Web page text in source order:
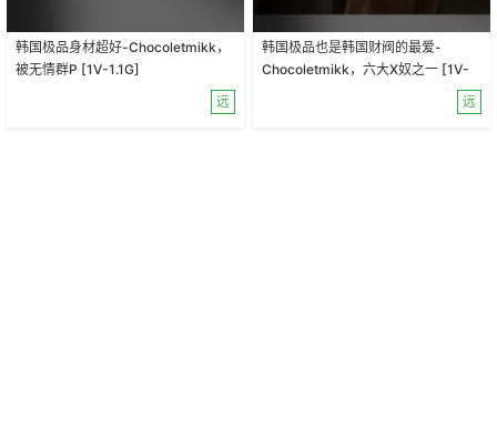
韩国极品身材超好-Chocoletmikk，
被无情群P [1V-1.1G]
远
韩国极品也是韩国财阀的最爱-
Chocoletmikk，六大X奴之一 [1V-
远